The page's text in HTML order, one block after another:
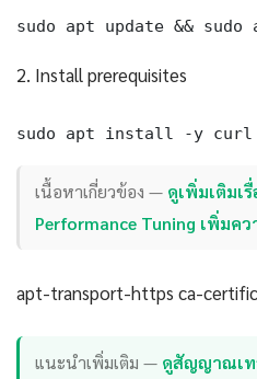
sudo apt update && sudo
2. Install prerequisites
sudo apt install -y curl
เนื้อหาเกี่ยวข้อง — ดูเพิ่มเติมเ
Performance Tuning เพิ่มคว
apt-transport-https ca-
แนะนำเพิ่มเติม — ดูสัญญาณเท